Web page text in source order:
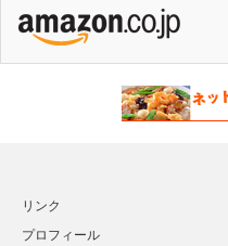
リンク
プロフィール